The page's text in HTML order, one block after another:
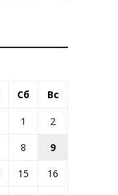
Сб Вс
1
2
8
9
15
16